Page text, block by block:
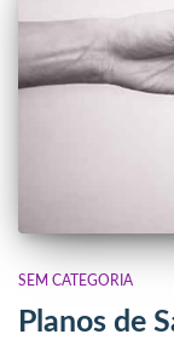
SEM CATEGORIA
Planos de